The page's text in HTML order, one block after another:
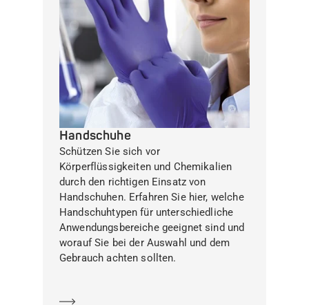
Handschuhe
Schützen Sie sich vor
Körperflüssigkeiten und Chemikalien
durch den richtigen Einsatz von
Handschuhen. Erfahren Sie hier, welche
Handschuhtypen für unterschiedliche
Anwendungsbereiche geeignet sind und
worauf Sie bei der Auswahl und dem
Gebrauch achten sollten.